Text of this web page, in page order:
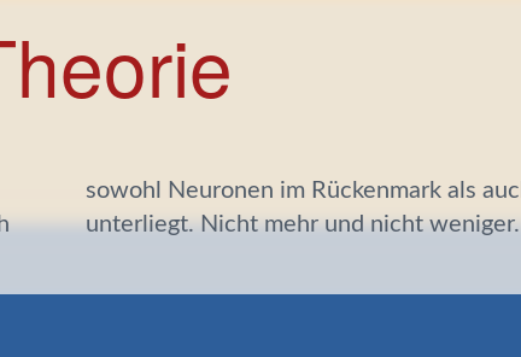
unterliegt. Nicht mehr und nicht weniger.